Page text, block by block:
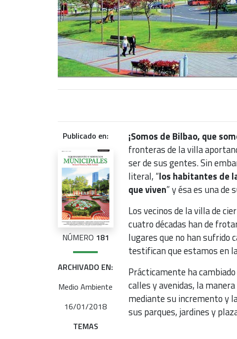
Publicado en:
NÚMERO 181
ARCHIVADO EN:
Medio Ambiente
16/01/2018
TEMAS
¡Somos de Bilbao, que
fronteras de la villa
ser de sus gentes. Sin
literal, “los habitantes de
que viven” y ésa es una de
Los vecinos de la villa de
cuatro décadas han de
lugares que no han sufrido
testifican que estamos en
Prácticamente ha
calles y avenidas, la
mediante su incremento y
sus parques, jardines y